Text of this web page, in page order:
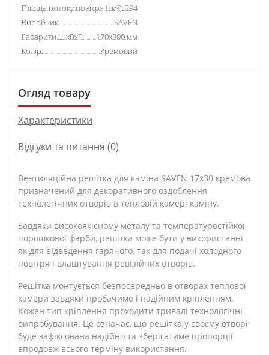
Площа потоку повітря (см²):294
Виробник:
SAVEN
Габарити ШхВхГ:
170х300 мм
Колір:
Кремовий
Огляд товару
Характеристики
Відгуки та питання (0)
Вентиляційна решітка для каміна SAVEN 17х30 кремова
призначений для декоративного оздоблення
технологічних отворів в тепловій камері каміну.
Завдяки високоякісному металу та температуростійкої
порошкової фарби, решітка може бути у використанні
як для відведення гарячого, так для подачі холодного
повітря і влаштування ревізійних отворів.
Решітка монтується безпосередньо в отворах теплової
камери завдяки пробачимо і надійним кріпленням.
Кожен тип кріплення проходити тривалі технологічні
випробування. Це означає, що решітка у своєму отворі
буде зафіксована надійно та зберігатиме пропорції
впродовж всього терміну використання.